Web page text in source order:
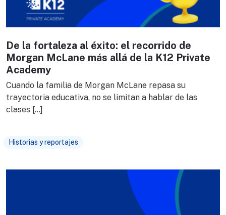
De la fortaleza al éxito: el recorrido de
Morgan McLane más allá de la K12 Private
Academy
Cuando la familia de Morgan McLane repasa su
trayectoria educativa, no se limitan a hablar de las
clases […]
Historias y reportajes